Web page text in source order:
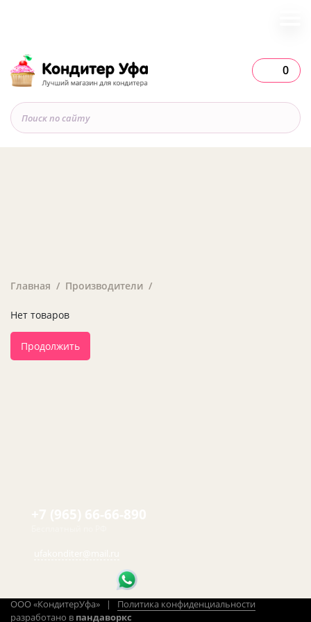
0
Главная Производители
Нет товаров
Продолжить
ООО «КондитерУфа» | Политика конфиденциальности
разработано в пандаворкс